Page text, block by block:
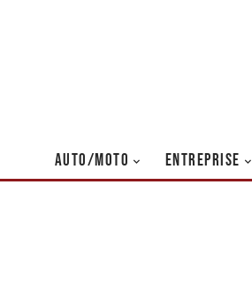
AUTO/MOTO ENTREPRISE